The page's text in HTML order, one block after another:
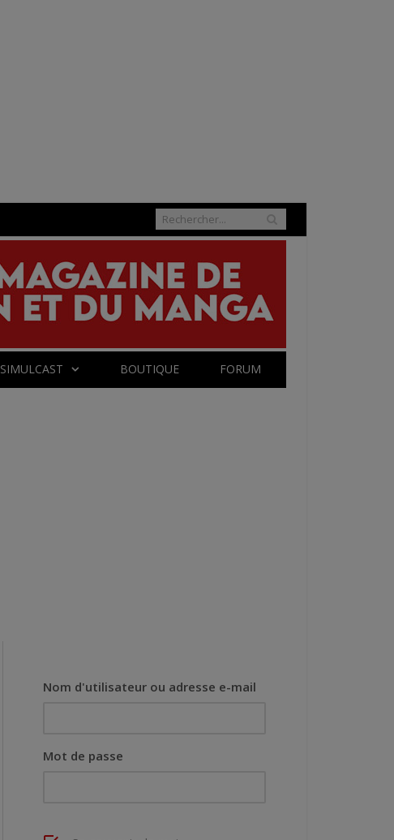
SIMULCAST BOUTIQUE FORUM
Nom d'utilisateur ou adresse e-mail
Mot de passe